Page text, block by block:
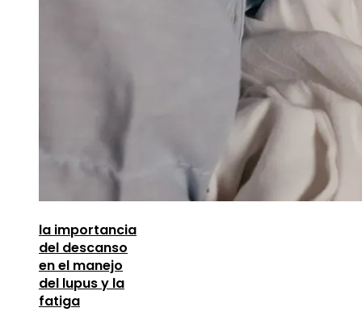
la importancia
del descanso
en el manejo
del lupus y la
fatiga